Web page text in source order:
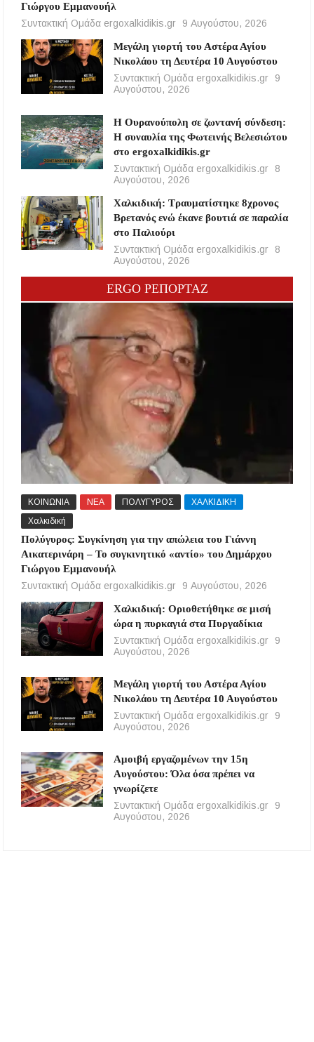
Γιώργου Εμμανουήλ
Συντακτική Ομάδα ergoxalkidikis.gr
9 Αυγούστου, 2026
Μεγάλη γιορτή του Αστέρα Αγίου
Νικολάου τη Δευτέρα 10 Αυγούστου
Συντακτική Ομάδα ergoxalkidikis.gr
9
Αυγούστου, 2026
Η Ουρανούπολη σε ζωντανή σύνδεση:
Η συναυλία της Φωτεινής Βελεσιώτου
στο ergoxalkidikis.gr
Συντακτική Ομάδα ergoxalkidikis.gr
8
Αυγούστου, 2026
Χαλκιδική: Τραυματίστηκε 8χρονος
Βρετανός ενώ έκανε βουτιά σε παραλία
στο Παλιούρι
Συντακτική Ομάδα ergoxalkidikis.gr
8
Αυγούστου, 2026
ERGO ΡΕΠΟΡΤΑΖ
ΚΟΙΝΩΝΙΑ ΝΕΑ ΠΟΛΥΓΥΡΟΣ
ΧΑΛΚΙΔΙΚΗ
Χαλκιδική
Πολύγυρος: Συγκίνηση για την απώλεια του Γιάννη
Αικατερινάρη – Το συγκινητικό «αντίο» του Δημάρχου
Γιώργου Εμμανουήλ
Συντακτική Ομάδα ergoxalkidikis.gr
9 Αυγούστου, 2026
Χαλκιδική: Οριοθετήθηκε σε μισή
ώρα η πυρκαγιά στα Πυργαδίκια
Συντακτική Ομάδα ergoxalkidikis.gr
9
Αυγούστου, 2026
Μεγάλη γιορτή του Αστέρα Αγίου
Νικολάου τη Δευτέρα 10 Αυγούστου
Συντακτική Ομάδα ergoxalkidikis.gr
9
Αυγούστου, 2026
Αμοιβή εργαζομένων την 15η
Αυγούστου: Όλα όσα πρέπει να
γνωρίζετε
Συντακτική Ομάδα ergoxalkidikis.gr
9
Αυγούστου, 2026